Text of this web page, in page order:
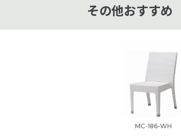
その他おすすめ
MC-186-WH